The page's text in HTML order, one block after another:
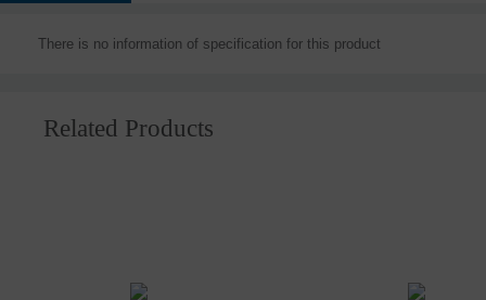
There is no information of specification for this product
Related Products